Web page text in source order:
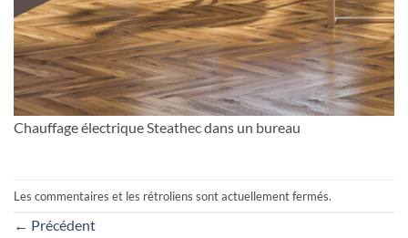
Chauffage électrique Steathec dans un bureau
Les commentaires et les rétroliens sont actuellement fermés.
← Précédent